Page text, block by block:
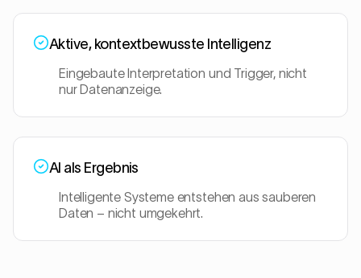
Aktive, kontextbewusste Intelligenz
Eingebaute Interpretation und Trigger, nicht
nur Datenanzeige.
AI als Ergebnis
Intelligente Systeme entstehen aus sauberen
Daten – nicht umgekehrt.